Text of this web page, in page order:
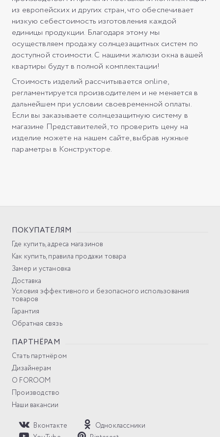
из европейских и других стран, что обеспечивает
низкую себестоимость изготовления каждой
единицы продукции. Благодаря этому мы
осуществляем продажу солнцезащитных систем по
доступной стоимости. С нашими жалюзи окна вашей
квартиры будут в полной комплектации!
Стоимость изделий рассчитывается online,
регламентируется производителем и не меняется в
дальнейшем при условии своевременной оплаты.
Если вы заказываете солнцезащитную систему в
магазине Представителей, то проверить цену на
изделие можете на нашем сайте, выбрав нужные
параметры в Конструкторе.
ПОКУПАТЕЛЯМ
Где купить, адреса магазинов
Как купить, правила продажи товара
Замер и установка
Доставка
Условия эффективного и безопасного использования
товаров
Гарантия
Обратная связь
ПАРТНЁРАМ
Стать партнёром
Дизайнерам
О FOROOM
Производство
Наши вакансии
Вконтакте
Одноклассники